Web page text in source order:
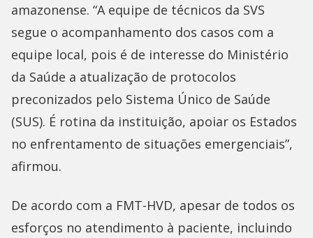
amazonense. “A equipe de técnicos da SVS
segue o acompanhamento dos casos com a
equipe local, pois é de interesse do Ministério
da Saúde a atualização de protocolos
preconizados pelo Sistema Único de Saúde
(SUS). É rotina da instituição, apoiar os Estados
no enfrentamento de situações emergenciais”,
afirmou.
De acordo com a FMT-HVD, apesar de todos os
esforços no atendimento à paciente, incluindo